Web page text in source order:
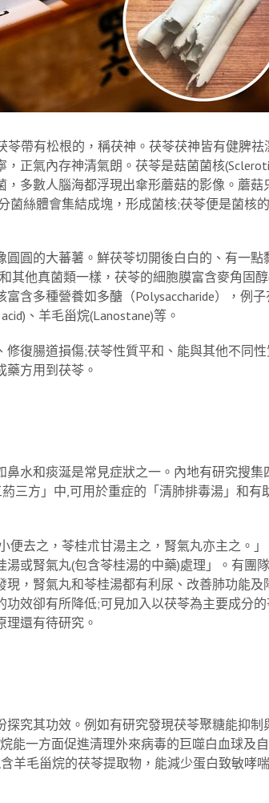
苓帶有松根的，稱茯神。茯苓茯神皆有健脾
正氣內存神清氣朗。茯苓是菇菌菌核
多數人腦海都浮現出傘形蘑菇的影像。蘑菇
菌絲體會集結成塊，形成菌核;茯苓便是菌核
圓的大蕃薯。鮮茯苓切開後白白的、有一點
他真菌類一樣，茯苓的細胞膜富含麥角固
含多種營養如多醣（Polysaccharide），例
、羊毛甾烷(Lanostane)等。
復腸道損傷;茯苓性質平和、能與其他不同
方用到茯苓。
水和痰涎是常見症狀之一。內地有研究搜
三方」中,可用於重症的「清肺排毒湯」和有
便去之，苓桂朮甘湯主之，腎氣丸亦主之。
或腎氣丸(包含苓桂湯的中藥)處理」。有團
，腎氣丸和苓桂湯都有利尿、改善肺功能及
效卻有所降低;可見加入以茯苓為主要成分
還有待研究。
究其功效。例如有研究發現茯苓聚糖能抑制
能一方面促進清理外來病毒的巨噬白血球及
羊毛甾烷的茯苓提取物，能減少蛋白致敏哮